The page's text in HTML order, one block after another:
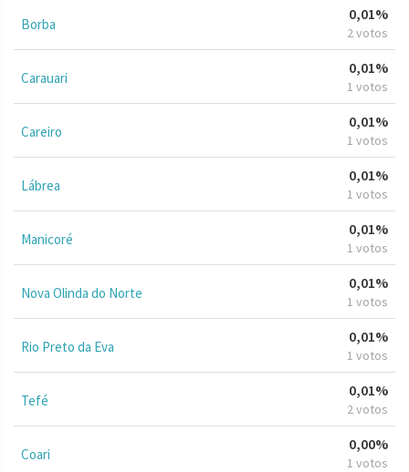
Borba
0,01%
2 votos
Carauari
0,01%
1 votos
Careiro
0,01%
1 votos
Lábrea
0,01%
1 votos
Manicoré
0,01%
1 votos
Nova Olinda do Norte
0,01%
1 votos
Rio Preto da Eva
0,01%
1 votos
Tefé
0,01%
2 votos
Coari
0,00%
1 votos